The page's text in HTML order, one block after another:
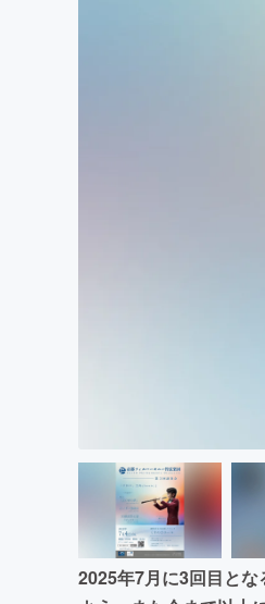
まち
2025年7月に3回目と